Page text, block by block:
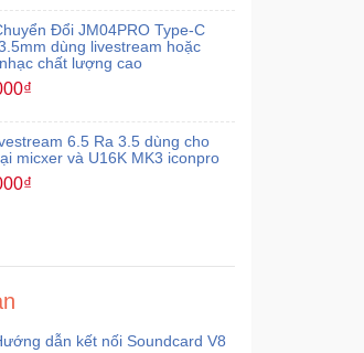
Đổi JM04PRO Type-C
dùng livestream hoặc
chất lượng cao
6.5 Ra 3.5 dùng cho
micxer và U16K MK3 iconpro
dẫn kết nối Soundcard V8